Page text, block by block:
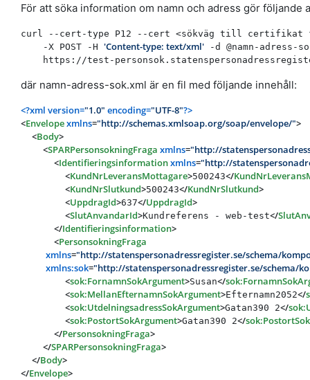
För att söka information om namn och adress gör följande
curl --cert-type P12 --cert <sökväg till certifikat
    -X POST -H
'Content-type: text/xml' -d @namn-adress-
där namn-adress-sok.xml är en fil med följande innehåll:
<?xml version="1.0" encoding="UTF-8"?>
<Envelopexmlns="http://schemas.xmlsoap.org/soap/envelope/">
<Body>
<SPARPersonsokningFraga xmlns="http://
<Identifieringsinformationxmlns="http://
<KundNrLeveransMottagare>500243</
<KundNrSlutkund>500243</KundNrSlutkund>
<UppdragId>637</UppdragId>
<SlutAnvandarId>Kundreferens - web-test</
</Identifieringsinformation>
<PersonsokningFraga
xmlns="http://statenspersonadressregister.se/schema/
xmlns:sok="http://statenspersonadressregister.se/schema/
<sok:FornamnSokArgument>Susan</
<sok:MellanEfternamnSokArgument>Efternamn2052</
<sok:UtdelningsadressSokArgument>Gatan390 2</
<sok:PostortSokArgument>Gatan390 2</
</PersonsokningFraga>
</SPARPersonsokningFraga>
</Body>
</Envelope>